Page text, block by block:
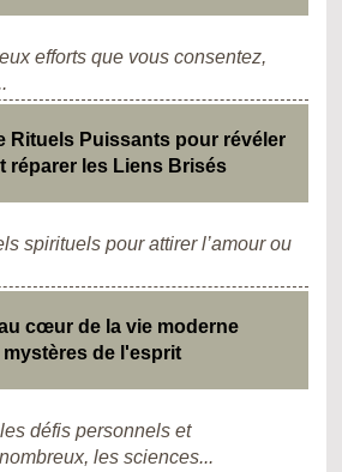
efforts que vous consentez,
Rituels Puissants pour révéler
réparer les Liens Brisés
spirituels pour attirer l’amour ou
cœur de la vie moderne
de l'esprit
défis personnels et
les sciences...